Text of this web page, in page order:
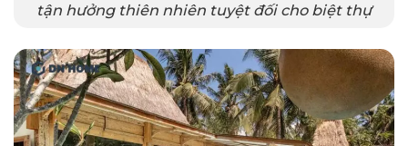
tận hưởng thiên nhiên tuyệt đối cho biệt thự